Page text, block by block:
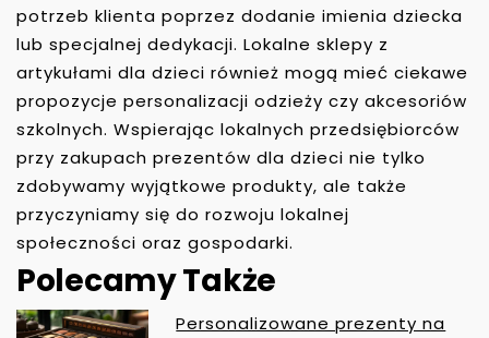
potrzeb klienta poprzez dodanie imienia dziecka
lub specjalnej dedykacji. Lokalne sklepy z
artykułami dla dzieci również mogą mieć ciekawe
propozycje personalizacji odzieży czy akcesoriów
szkolnych. Wspierając lokalnych przedsiębiorców
przy zakupach prezentów dla dzieci nie tylko
zdobywamy wyjątkowe produkty, ale także
przyczyniamy się do rozwoju lokalnej
społeczności oraz gospodarki.
Polecamy Także
Personalizowane prezenty na